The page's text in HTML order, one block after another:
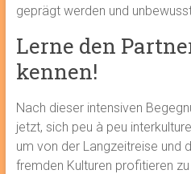
geprägt werden und
Lerne den
kennen!
Nach dieser intensiven
jetzt, sich peu à peu
um von der Langzeitreise und
fremden Kulturen profitieren